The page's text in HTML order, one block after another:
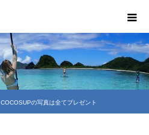
COCOSUPの写真は全てプレゼント